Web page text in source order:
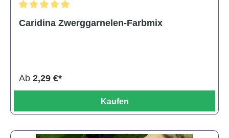
Caridina Zwerggarnelen-Farbmix
Ab 2,29 €*
Kaufen